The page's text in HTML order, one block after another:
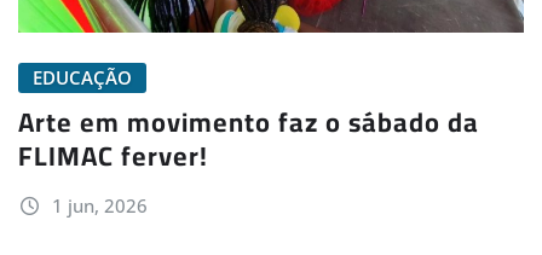
EDUCAÇÃO
Arte em movimento faz o sábado da
FLIMAC ferver!
1 jun, 2026